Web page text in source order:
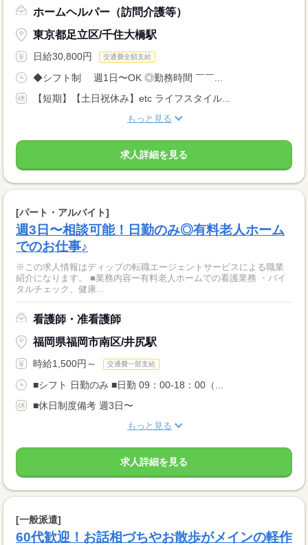
ホームヘルパー（訪問介護等）
東京都足立区/千住大橋駅
日給30,800円 交通費全額支給
◆シフト制 週1日〜OK ◎勤務時間 ￣￣...
【短期】【土日祝休み】etc ライフスタイル...
もっと見る
求人詳細を見る
[パート・アルバイト]
週3日〜相談可能！日勤のみ◎有料老人ホーム
でのお仕事♪
※この求人情報はディップの転職エージェントサービスによる職業
紹介になります。 ■業務内容ー有料老人ホームでの看護業務 ・バイ
タルチェック、健康...
看護師・准看護師
福岡県福岡市南区/井尻駅
時給1,500円～ 交通費一部支給
■シフト 日勤のみ ■日勤 09：00-18：00（...
■休日制度備考 週3日〜
もっと見る
求人詳細を見る
[一般派遣]
60代歓迎！お話相づちやお散歩がメインの軽作